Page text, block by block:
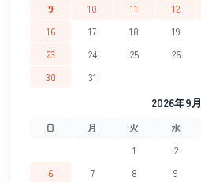
9
10 11 12
16
17 18 19
23
24 25 26
30
31
2026年9月
日 月 火 水
1
2
6
7 8 9